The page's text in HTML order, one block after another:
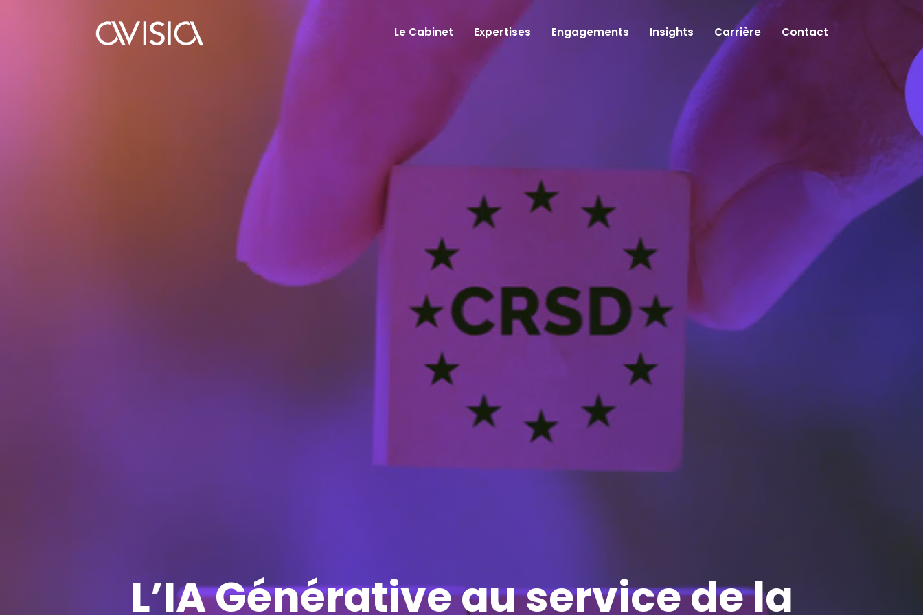
Le Cabinet Expertises Engagements Insights Carrière Contact
L’IA Générative au service de la